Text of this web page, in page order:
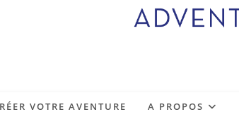
VOTRE AVENTURE A PROPOS
View Gallery